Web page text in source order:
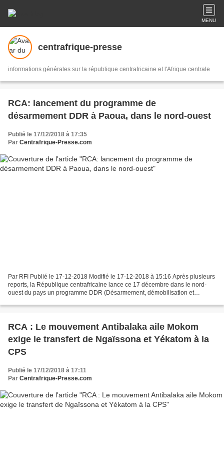
MENU
centrafrique-presse
informations générales sur la république centrafricaine et l'Afrique centrale
RCA: lancement du programme de
désarmement DDR à Paoua, dans le nord-ouest
Publié le 17/12/2018 à 17:35
Par Centrafrique-Presse.com
Par RFI Publié le 17-12-2018 Modifié le 17-12-2018 à 15:16 Après plusieurs
reports, la République centrafricaine lance ce 17 décembre dans le nord-
ouest du pays un programme DDR (Désarmement, démobilisation et
RCA : Le mouvement Antibalaka aile Mokom
exige le transfert de Ngaïssona et Yékatom à la
CPS
Publié le 17/12/2018 à 17:11
Par Centrafrique-Presse.com